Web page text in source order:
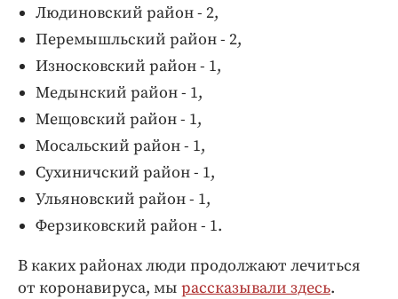
Людиновский район - 2,
Перемышльский район - 2,
Износковский район - 1,
Медынский район - 1,
Мещовский район - 1,
Мосальский район - 1,
Сухиничский район - 1,
Ульяновский район - 1,
Ферзиковский район - 1.
В каких районах люди продолжают лечиться
от коронавируса, мы рассказывали здесь.